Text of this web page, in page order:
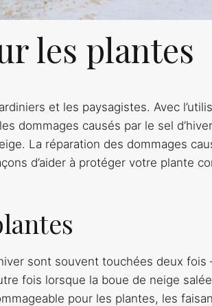
les plantes
et les paysagistes. Avec
dommages causés par le sel
La réparation des dommages
d’aider à protéger votre plante
sont souvent touchées deux fois
fois lorsque la boue de neige
pour les plantes, les